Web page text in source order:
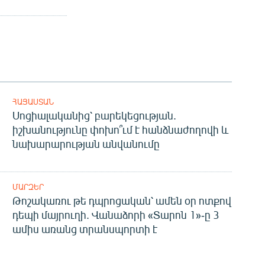
ՀԱՅԱՍՏԱՆ
Սոցիալականից՝ բարեկեցության.
իշխանությունը փոխո՞ւմ է հանձնաժողովի և
նախարարության անվանումը
ՄԱՐԶԵՐ
Թոշակառու թե դպրոցական՝ ամեն օր ոտքով
դեպի մայրուղի. Վանաձորի «Տարոն 1»-ը 3
ամիս առանց տրանսպորտի է